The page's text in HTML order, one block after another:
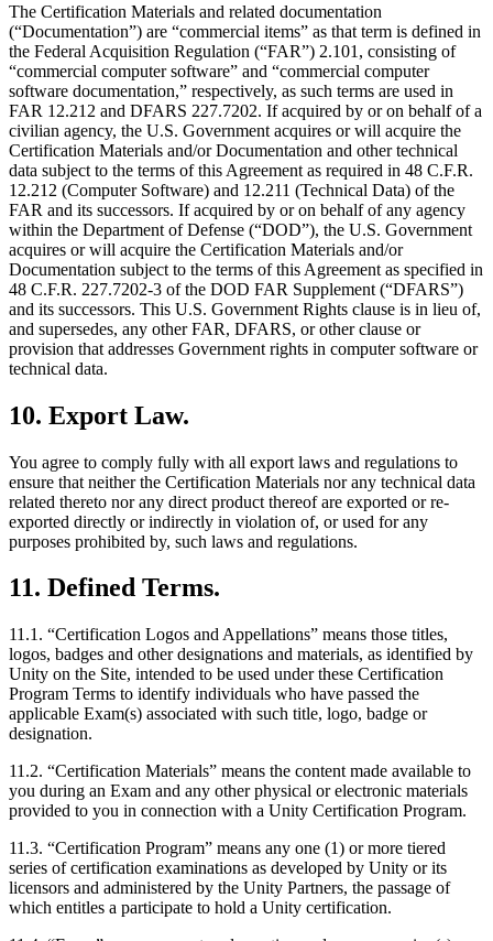
The Certification Materials and related documentation
(“Documentation”) are “commercial items” as that term is defined in
the Federal Acquisition Regulation (“FAR”) 2.101, consisting of
“commercial computer software” and “commercial computer
software documentation,” respectively, as such terms are used in
FAR 12.212 and DFARS 227.7202. If acquired by or on behalf of a
civilian agency, the U.S. Government acquires or will acquire the
Certification Materials and/or Documentation and other technical
data subject to the terms of this Agreement as required in 48 C.F.R.
12.212 (Computer Software) and 12.211 (Technical Data) of the
FAR and its successors. If acquired by or on behalf of any agency
within the Department of Defense (“DOD”), the U.S. Government
acquires or will acquire the Certification Materials and/or
Documentation subject to the terms of this Agreement as specified in
48 C.F.R. 227.7202-3 of the DOD FAR Supplement (“DFARS”)
and its successors. This U.S. Government Rights clause is in lieu of,
and supersedes, any other FAR, DFARS, or other clause or
provision that addresses Government rights in computer software or
technical data.
10. Export Law.
You agree to comply fully with all export laws and regulations to
ensure that neither the Certification Materials nor any technical data
related thereto nor any direct product thereof are exported or re-
exported directly or indirectly in violation of, or used for any
purposes prohibited by, such laws and regulations.
11. Defined Terms.
11.1. “Certification Logos and Appellations” means those titles,
logos, badges and other designations and materials, as identified by
Unity on the Site, intended to be used under these Certification
Program Terms to identify individuals who have passed the
applicable Exam(s) associated with such title, logo, badge or
designation.
11.2. “Certification Materials” means the content made available to
you during an Exam and any other physical or electronic materials
provided to you in connection with a Unity Certification Program.
11.3. “Certification Program” means any one (1) or more tiered
series of certification examinations as developed by Unity or its
licensors and administered by the Unity Partners, the passage of
which entitles a participate to hold a Unity certification.